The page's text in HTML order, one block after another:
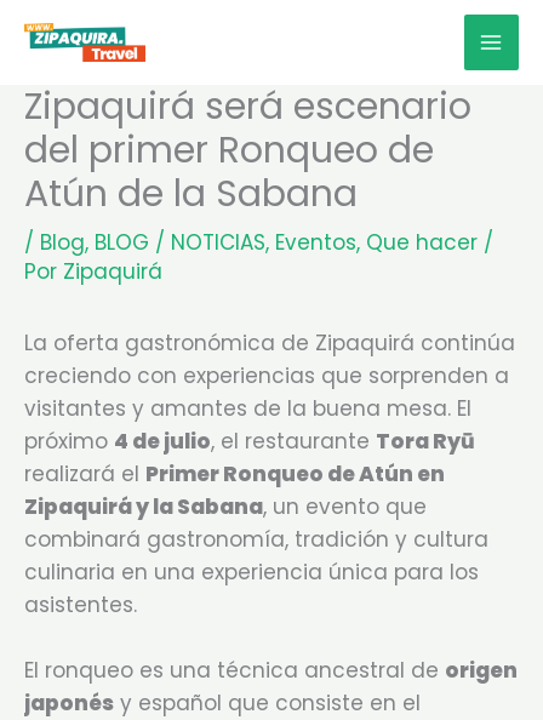
Zipaquirá será escenario
del primer Ronqueo de
Atún de la Sabana
/ Blog, BLOG / NOTICIAS, Eventos, Que hacer /
Por Zipaquirá
La oferta gastronómica de Zipaquirá continúa
creciendo con experiencias que sorprenden a
visitantes y amantes de la buena mesa. El
próximo 4 de julio, el restaurante Tora Ryū
realizará el Primer Ronqueo de Atún en
Zipaquirá y la Sabana, un evento que
combinará gastronomía, tradición y cultura
culinaria en una experiencia única para los
asistentes.
El ronqueo es una técnica ancestral de origen
japonés y español que consiste en el